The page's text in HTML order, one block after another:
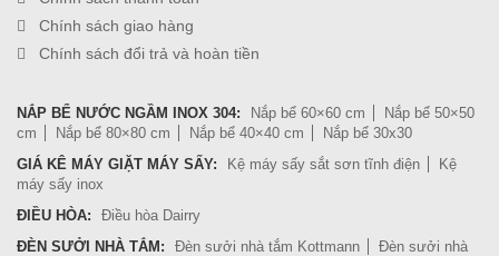
Chính sách giao hàng
Chính sách đổi trả và hoàn tiền
NẮP BỂ NƯỚC NGẦM INOX 304: Nắp bể 60×60 cm
Nắp bể 50×50
cm
Nắp bể 80×80 cm Nắp bể 40×40 cm
Nắp bể 30x30
GIÁ KÊ MÁY GIẶT MÁY SẤY:
Kệ máy sấy sắt sơn tĩnh điện
Kệ
máy sấy inox
ĐIỀU HÒA:
Điều hòa Dairry
ĐÈN SƯỞI NHÀ TẮM:
Đèn sưởi nhà tắm Kottmann
Đèn sưởi nhà